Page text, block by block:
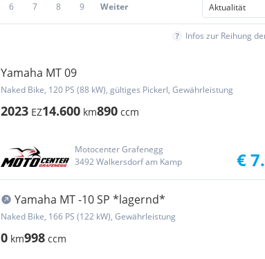
6 7 8 9 Weiter
Infos zur Reihung
Yamaha MT 09
Naked Bike, 120 PS (88 kW), gültiges Pickerl, Gewährleistung
2023 EZ14.600 km890 ccm
Motocenter Grafenegg
3492 Walkersdorf am Kamp
€
Yamaha MT -10 SP *lagernd*
Naked Bike, 166 PS (122 kW), Gewährleistung
0 km998 ccm